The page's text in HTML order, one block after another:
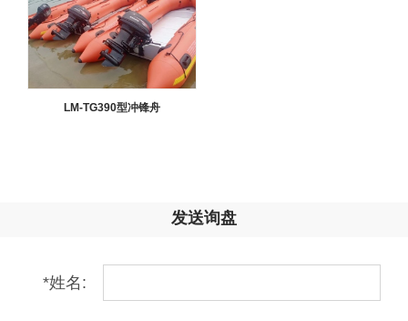
LM-TG390型冲锋舟
发送询盘
*姓名: